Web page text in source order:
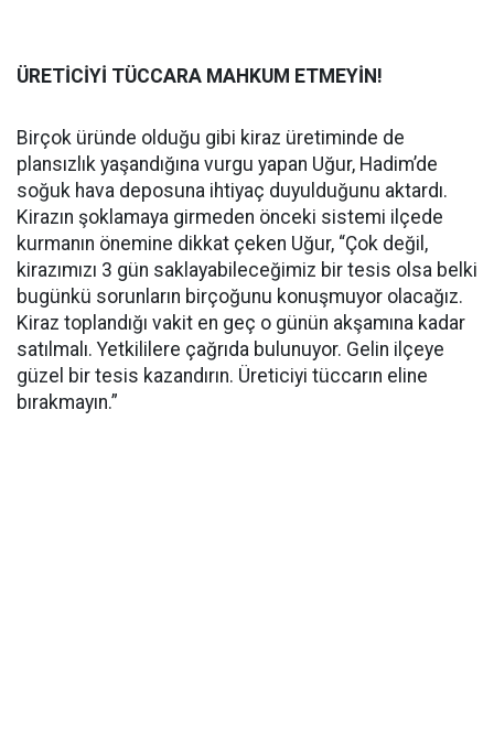
ÜRETİCİYİ TÜCCARA MAHKUM ETMEYİN!
Birçok üründe olduğu gibi kiraz üretiminde de
plansızlık yaşandığına vurgu yapan Uğur, Hadim’de
soğuk hava deposuna ihtiyaç duyulduğunu aktardı.
Kirazın şoklamaya girmeden önceki sistemi ilçede
kurmanın önemine dikkat çeken Uğur, “Çok değil,
kirazımızı 3 gün saklayabileceğimiz bir tesis olsa belki
bugünkü sorunların birçoğunu konuşmuyor olacağız.
Kiraz toplandığı vakit en geç o günün akşamına kadar
satılmalı. Yetkililere çağrıda bulunuyor. Gelin ilçeye
güzel bir tesis kazandırın. Üreticiyi tüccarın eline
bırakmayın.”